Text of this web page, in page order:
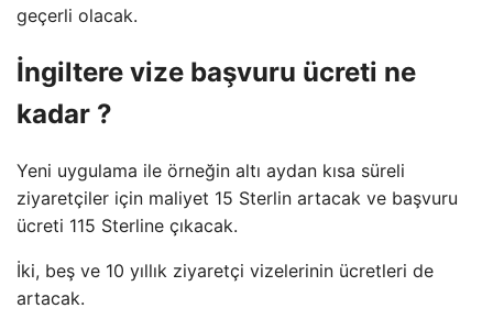
geçerli olacak.
İngiltere vize başvuru ücreti ne
kadar ?
Yeni uygulama ile örneğin altı aydan kısa süreli
ziyaretçiler için maliyet 15 Sterlin artacak ve başvuru
ücreti 115 Sterline çıkacak.
İki, beş ve 10 yıllık ziyaretçi vizelerinin ücretleri de
artacak.